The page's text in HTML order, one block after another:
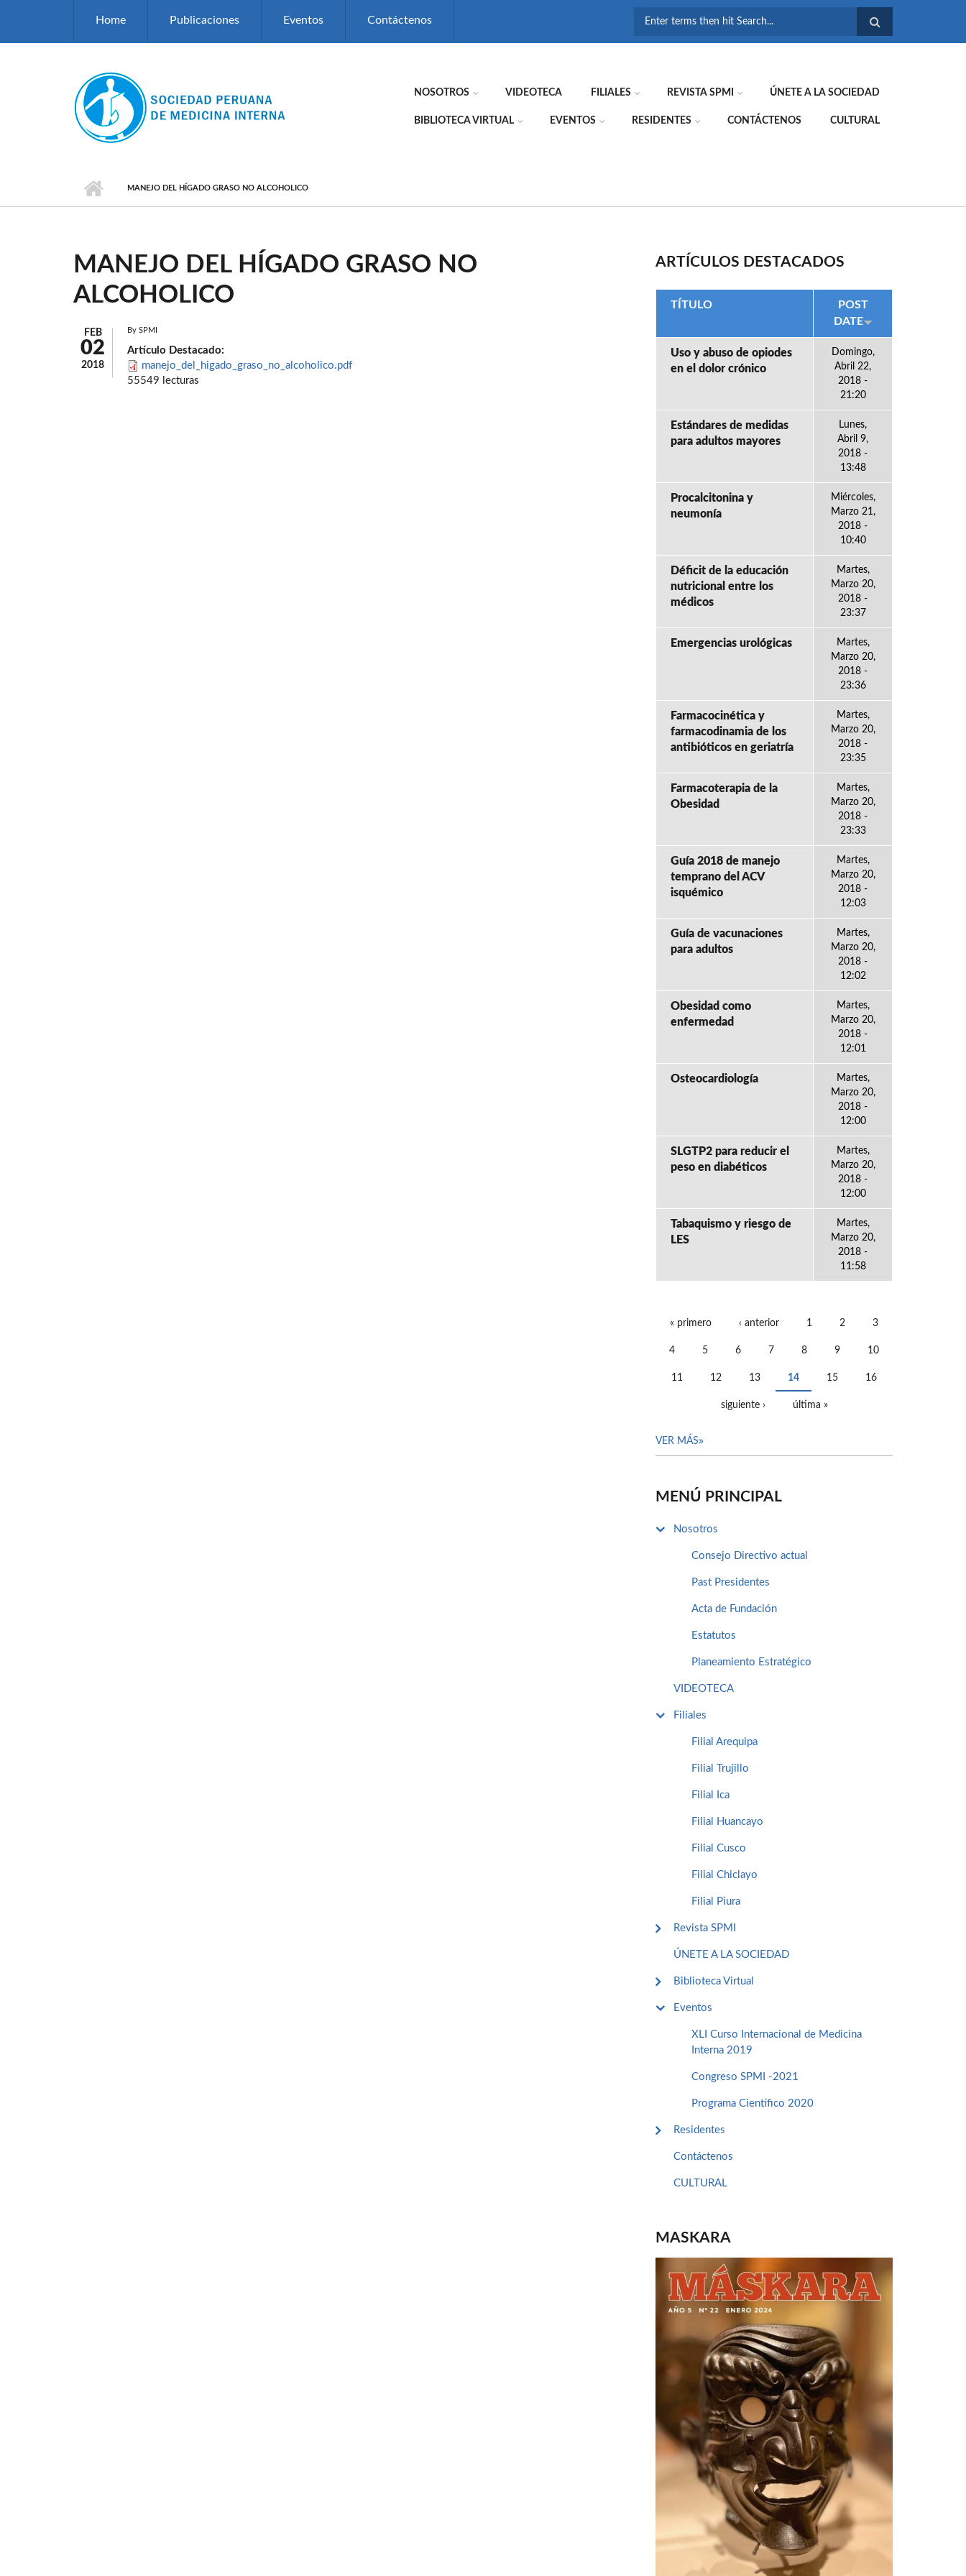
Home Publicaciones Eventos Contáctenos
NOSOTROS VIDEOTECA FILIALES REVISTA SPMI ÚNETE A LA SOCIEDAD
BIBLIOTECA VIRTUAL EVENTOS RESIDENTES CONTÁCTENOS CULTURAL
MANEJO DEL HÍGADO GRASO NO ALCOHOLICO
MANEJO DEL HÍGADO GRASO NO
ALCOHOLICO
FEB
02
2018
By SPMI
Artículo Destacado:
manejo_del_higado_graso_no_alcoholico.pdf
55549 lecturas
ARTÍCULOS DESTACADOS
TÍTULO
POST
DATE
Uso y abuso de opiodes
en el dolor crónico
Domingo,
Abril 22,
2018 -
21:20
Estándares de medidas
para adultos mayores
Lunes,
Abril 9,
2018 -
13:48
Procalcitonina y
neumonía
Miércoles,
Marzo 21,
2018 -
10:40
Déficit de la educación
nutricional entre los
médicos
Martes,
Marzo 20,
2018 -
23:37
Emergencias urológicas
Martes,
Marzo 20,
2018 -
23:36
Farmacocinética y
farmacodinamia de los
antibióticos en geriatría
Martes,
Marzo 20,
2018 -
23:35
Farmacoterapia de la
Obesidad
Martes,
Marzo 20,
2018 -
23:33
Guía 2018 de manejo
temprano del ACV
isquémico
Martes,
Marzo 20,
2018 -
12:03
Guía de vacunaciones
para adultos
Martes,
Marzo 20,
2018 -
12:02
Obesidad como
enfermedad
Martes,
Marzo 20,
2018 -
12:01
Osteocardiología
Martes,
Marzo 20,
2018 -
12:00
SLGTP2 para reducir el
peso en diabéticos
Martes,
Marzo 20,
2018 -
12:00
Tabaquismo y riesgo de
LES
Martes,
Marzo 20,
2018 -
11:58
« primero ‹ anterior 1 2 3
4 5 6 7 8 9 10
11 12 13 14 15 16
siguiente › última »
VER MÁS
MENÚ PRINCIPAL
Nosotros
Consejo Directivo actual
Past Presidentes
Acta de Fundación
Estatutos
Planeamiento Estratégico
VIDEOTECA
Filiales
Filial Arequipa
Filial Trujillo
Filial Ica
Filial Huancayo
Filial Cusco
Filial Chiclayo
Filial Piura
Revista SPMI
ÚNETE A LA SOCIEDAD
Biblioteca Virtual
Eventos
XLI Curso Internacional de Medicina
Interna 2019
Congreso SPMI -2021
Programa Cientifico 2020
Residentes
Contáctenos
CULTURAL
MASKARA